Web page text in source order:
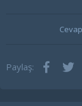
Paylaş: